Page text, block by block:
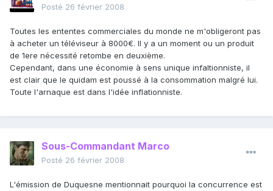
Posté 26 février 2008
Toutes les ententes commerciales du monde ne m'obligeront pas
à acheter un téléviseur à 8000€. Il y a un moment ou un produit
de 1ere nécessité retombe en deuxième.
Cependant, dans une économie à sens unique infaltionniste, il
est clair que le quidam est poussé à la consommation malgré lui.
Toute l'arnaque est dans l'idée inflationniste.
Sous-Commandant Marco
Posté 26 février 2008
L'émission de Duquesne mentionnait pourquoi la concurrence est